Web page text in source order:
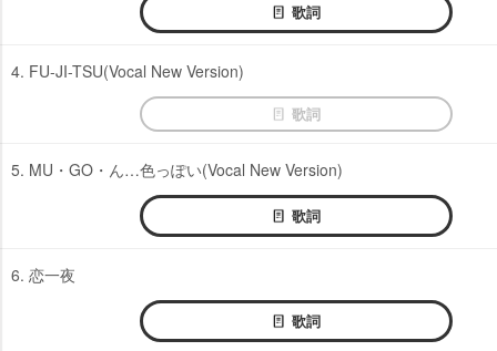
歌詞
4. FU-JI-TSU(Vocal New Version)
歌詞
5. MU・GO・ん…色っぽい(Vocal New Version)
歌詞
6. 恋一夜
歌詞